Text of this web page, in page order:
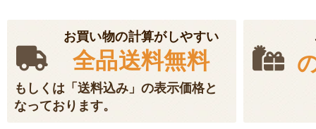
お買い物の計算がしやすい
全品送料無料
もしくは「送料込み」の表示価格と
なっております。